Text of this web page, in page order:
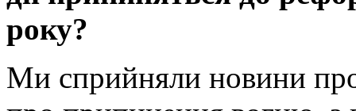
року?
Ми сприйняли новини